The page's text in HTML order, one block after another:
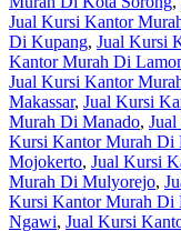
Jual Kursi Kantor
Di Kupang, Jual Kursi
Kantor Murah Di
Jual Kursi Kantor
Makassar, Jual Kursi
Murah Di Manado,
Kursi Kantor Murah Di
Mojokerto, Jual Kursi
Murah Di Mulyorejo,
Kursi Kantor Murah Di
Ngawi, Jual Kursi